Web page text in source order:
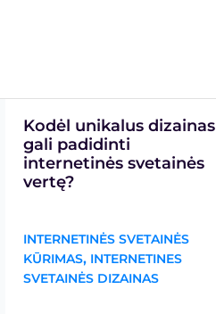
Kodėl unikalus dizainas
gali padidinti
internetinės svetainės
vertę?
INTERNETINĖS SVETAINĖS
KŪRIMAS, INTERNETINES
SVETAINĖS DIZAINAS